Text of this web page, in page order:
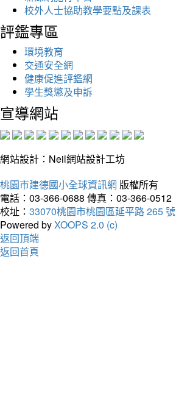
校外人士協助教學要點及課表
評鑑專區
環境教育
交通安全網
健康促進評鑑網
學生獎懲及申訴
宣導網站
網站設計：Neil網站設計工坊
桃園市建德國小全球資訊網 版權所有
電話：03-366-0688 傳真：03-366-0512
校址： 33070桃園市桃園區延平路 265 號
Powered byXOOPS 2.0 (c)
返回頂端
返回首頁